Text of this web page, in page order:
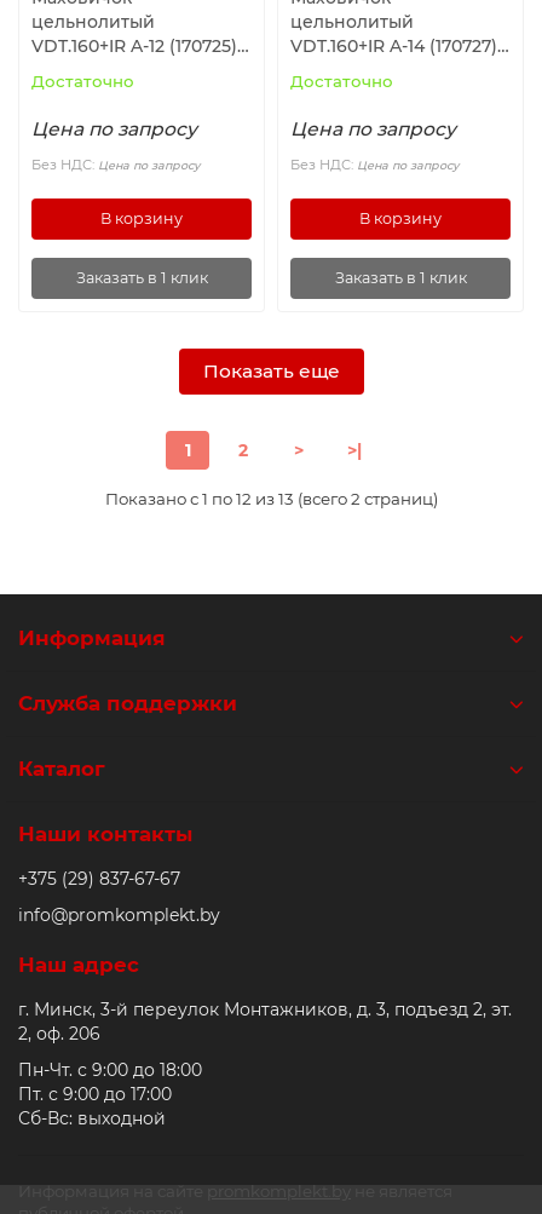
цельнолитый
VDT.160+IR A-12 (170725)
Достаточно
Цена по запросу
Без НДС: Цена по запросу
В корзину
Заказать в 1 клик
цельнолитый
VDT.160+IR A-14 (170727)
Достаточно
Цена по запросу
Без НДС: Цена по запросу
В корзину
Заказать в 1 клик
Показать еще
1 2 > >|
Показано с 1 по 12 из 13 (всего 2 страниц)
Информация
Служба поддержки
Каталог
Наши контакты
+375 (29) 837-67-67
info@promkomplekt.by
Наш адрес
г. Минск, 3-й переулок Монтажников, д. 3, подъезд 2, эт.
2, оф. 206
Пн-Чт. с 9:00 до 18:00
Пт. с 9:00 до 17:00
Сб-Вс: выходной
Информация на сайте promkomplekt.by не является